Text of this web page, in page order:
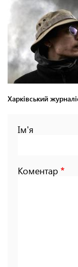
Харківський
Ім'я
Коментар